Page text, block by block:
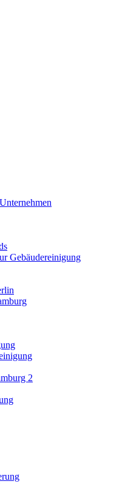
Gebäudereinigung
2